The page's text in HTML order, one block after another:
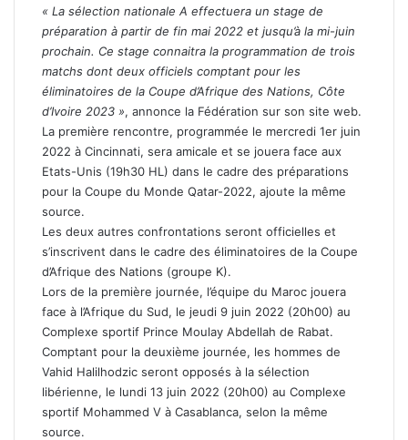
« La sélection nationale A effectuera un stage de
préparation à partir de fin mai 2022 et jusqu’à la mi-juin
prochain. Ce stage connaitra la programmation de trois
matchs dont deux officiels comptant pour les
éliminatoires de la Coupe d’Afrique des Nations, Côte
d’Ivoire 2023 », annonce la Fédération sur son site web.
La première rencontre, programmée le mercredi 1er juin
2022 à Cincinnati, sera amicale et se jouera face aux
Etats-Unis (19h30 HL) dans le cadre des préparations
pour la Coupe du Monde Qatar-2022, ajoute la même
source.
Les deux autres confrontations seront officielles et
s’inscrivent dans le cadre des éliminatoires de la Coupe
d’Afrique des Nations (groupe K).
Lors de la première journée, l’équipe du Maroc jouera
face à l’Afrique du Sud, le jeudi 9 juin 2022 (20h00) au
Complexe sportif Prince Moulay Abdellah de Rabat.
Comptant pour la deuxième journée, les hommes de
Vahid Halilhodzic seront opposés à la sélection
libérienne, le lundi 13 juin 2022 (20h00) au Complexe
sportif Mohammed V à Casablanca, selon la même
source.